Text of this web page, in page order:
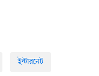
ইন্টারনেট